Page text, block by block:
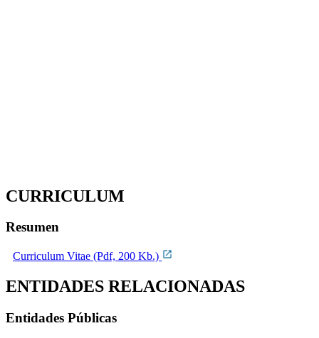
CURRICULUM
Resumen
Curriculum Vitae (Pdf, 200 Kb.)
ENTIDADES RELACIONADAS
Entidades Públicas